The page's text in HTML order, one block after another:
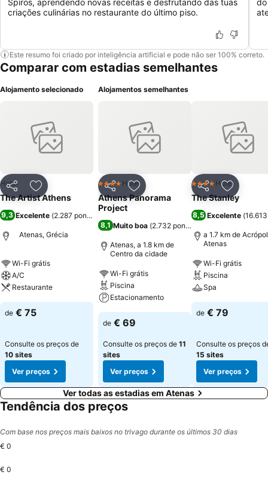
Spiros, aprendendo novas receitas e desfrutando das tuas
criações culinárias no restaurante do último piso.
Este resumo foi criado por inteligência artificial e pode não ser 100% correto.
Comparar com estadias semelhantes
Alojamento selecionado
PartilharAdicionar aos favoritos
Hotel
The Artist Athens
9,3 Excelente (2.287 pontuações)
Atenas, Grécia
Wi-Fi grátis
A/C
Restaurante
de € 75
Consulte os preços de
10 sites
Ver preços
Alojamentos semelhantes
PartilharAdicionar aos favoritos
4 EstrelasHotel
Athens Panorama
Project
8,1 Muito boa (2.732 pontuações
Atenas, a 1.8 km de
Centro da cidade
Wi-Fi grátis
Piscina
Estacionamento
de € 69
Consulte os preços de 11
sites
Ver preços
Partilhar
4 EstrelasHotel
The Stanley
8,5 Excelente (
a 1.7 km de
Atenas
Wi-Fi grátis
Piscina
Spa
de € 79
Consulte os preços
15 sites
Ver preços
Ver todas as estadias em Atenas
Tendência dos preços
Com base nos preços mais baixos no trivago durante os últimos 30 dias
€ 0
€ 0